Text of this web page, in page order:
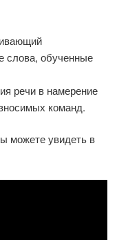
слова, обученные
речи в намерение
команд.
можете увидеть в